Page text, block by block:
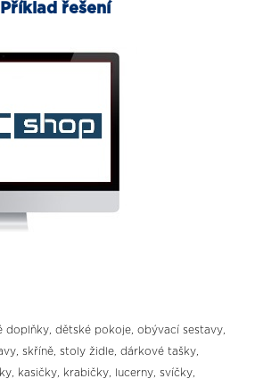
Příklad řešení
dětské pokoje, obývací sestavy,
skříně, stoly židle, dárkové tašky,
kasičky, krabičky, lucerny, svíčky,